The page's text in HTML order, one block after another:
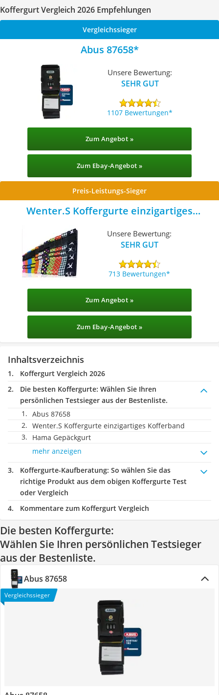
Koffergurt Vergleich 2026 Empfehlungen
Vergleichssieger
Abus 87658
Unsere Bewertung:
SEHR GUT
1107 Bewertungen
Zum Angebot »
Zum Ebay-Angebot »
Preis-Leistungs-Sieger
Wenter.S Koffergurte einzigartiges
Unsere Bewertung:
SEHR GUT
713 Bewertungen
Zum Angebot »
Zum Ebay-Angebot »
Inhaltsverzeichnis
Koffergurt Vergleich 2026
Die besten Koffergurte: Wählen Sie Ihren
persönlichen Testsieger aus der Bestenliste.
Abus 87658
Wenter.S Koffergurte einzigartiges Kofferband
Hama Gepäckgurt
mehr anzeigen
Koffergurte-Kaufberatung: So wählen Sie das
richtige Produkt aus dem obigen Koffergurte Test
oder Vergleich
Kommentare zum Koffergurt Vergleich
Die besten Koffergurte:
Wählen Sie Ihren persönlichen Testsieger
aus der Bestenliste.
Abus 87658
Vergleichssieger